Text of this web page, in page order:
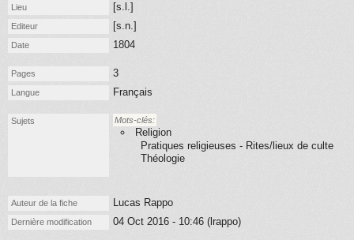
Lieu [s.l.]
Editeur [s.n.]
Date 1804
Pages 3
Langue Français
Sujets Mots-clés:
Religion
Pratiques religieuses - Rites/lieux de culte
Théologie
Auteur de la fiche Lucas Rappo
Dernière modification 04 Oct 2016 - 10:46 (lrappo)